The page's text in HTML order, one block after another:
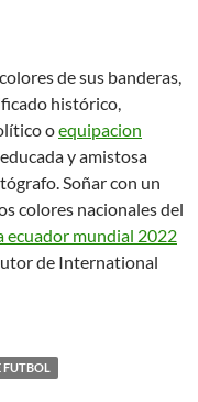
de sus banderas,
histórico,
oequipacion
y amistosa
Soñar con un
colores nacionales del
ecuador mundial 2022
de International
FUTBOL